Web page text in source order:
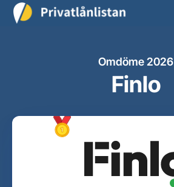
Omdöme 2026
Finlo